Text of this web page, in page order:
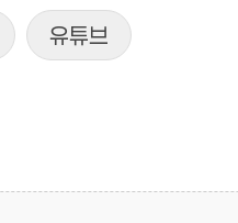
유튜브